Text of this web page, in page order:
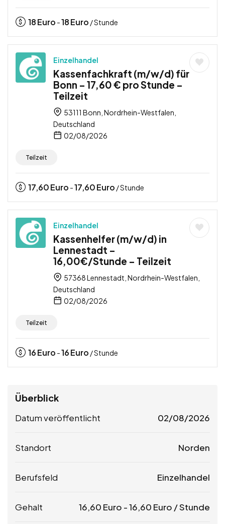
18Euro -18Euro / Stunde
Einzelhandel
Kassenfachkraft (m/w/d) für
Bonn – 17,60 € pro Stunde –
Teilzeit
53111 Bonn, Nordrhein-Westfalen,
Deutschland
02/08/2026
Teilzeit
17,60Euro -17,60Euro / Stunde
Einzelhandel
Kassenhelfer (m/w/d) in
Lennestadt –
16,00€/Stunde – Teilzeit
57368 Lennestadt, Nordrhein-Westfalen,
Deutschland
02/08/2026
Teilzeit
16Euro -16Euro / Stunde
Überblick
Datum veröffentlicht 02/08/2026
Standort Norden
Berufsfeld Einzelhandel
Gehalt 16,60 Euro -16,60 Euro / Stunde